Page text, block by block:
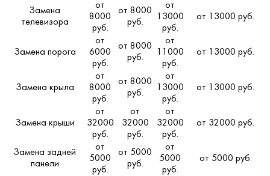
Замена
телевизора
от
8000
руб.
от 8000
руб.
от
13000
руб.
от 13000 руб.
Замена порога
от
6000
руб.
от 8000
руб.
от
11000
руб.
от 13000 руб.
Замена крыла
от
8000
руб.
от 8000
руб.
от
13000
руб.
от 13000 руб.
Замена крыши
от
32000
руб.
от
32000
руб.
от
32000
руб.
от 32000 руб.
Замена задней
панели
от
5000
руб.
от 5000
руб.
от
5000
руб.
от 5000 руб.